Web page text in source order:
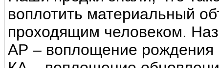
воплотить материальный
проходящим человеком.
АР – воплощение рождения